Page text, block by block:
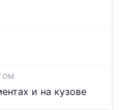
и на кузове